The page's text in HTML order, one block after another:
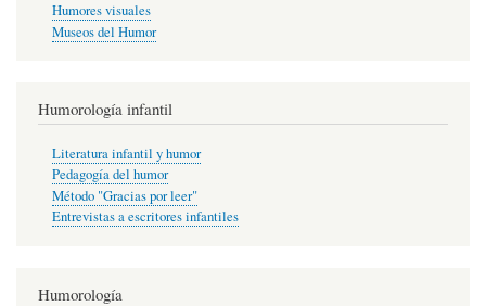
Humores visuales
Museos del Humor
Humorología infantil
Literatura infantil y humor
Pedagogía del humor
Método "Gracias por leer"
Entrevistas a escritores infantiles
Humorología